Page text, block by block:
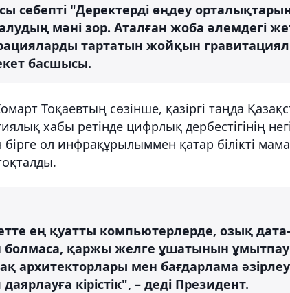
себепті "Деректерді өңдеу
мәні зор. Аталған жоба әлемдегі
тартатын жойқын
басшысы.
Тоқаевтың сөзінше, қазіргі таңда
хабы ретінде цифрлық дербестігінің
ол инфрақұрылыммен қатар білікті
ең қуатты компьютерлерде, озық
қаржы желге ұшатынын
архитекторлары мен бағдарлама
кірістік", – деді Президент.